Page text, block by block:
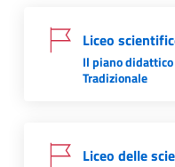
Liceo
Il piano
Tradizionale
Liceo delle